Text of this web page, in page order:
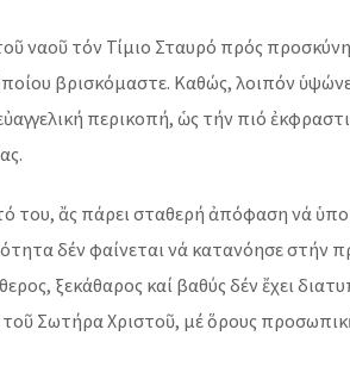
ναοῦ τόν Τίμιο Σταυρό πρός
βρισκόμαστε. Καθώς, λοιπόν
περικοπή, ὡς τήν πιό
του, ἄς πάρει σταθερή ἀπόφαση νά
δέν φαίνεται νά κατανόησε στήν
ξεκάθαρος καί βαθύς δέν ἔχει
Σωτήρα Χριστοῦ, μέ ὅρους